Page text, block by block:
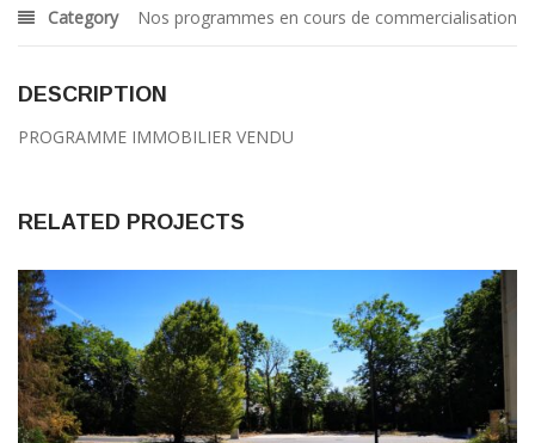
Category Nos programmes en cours de commercialisation
DESCRIPTION
PROGRAMME IMMOBILIER VENDU
RELATED PROJECTS